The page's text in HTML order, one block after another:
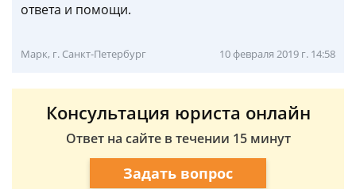
ответа и помощи.
Марк, г. Санкт-Петербург 10 февраля 2019 г. 14:58
Консультация юриста онлайн
Ответ на сайте в течении 15 минут
Задать вопрос